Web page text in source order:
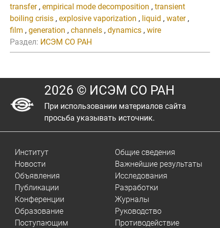
transfer, empirical mode decomposition , transient
boiling crisis , explosive vaporization , liquid , water,
film , generation , channels , dynamics , wire
Раздел: ИСЭМ СО РАН
2026 © ИСЭМ СО РАН
При использовании материалов сайта
просьба указывать источник.
Институт
Новости
Объявления
Публикации
Конференции
Образование
Поступающим
Общие сведения
Важнейшие результаты
Исследования
Разработки
Журналы
Руководство
Противодействие